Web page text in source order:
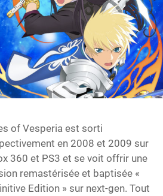
of Vesperia est sorti
en 2008 et 2009 sur
360 et PS3 et se voit offrir une
remastérisée et baptisée «
Edition » sur next-gen. Tout